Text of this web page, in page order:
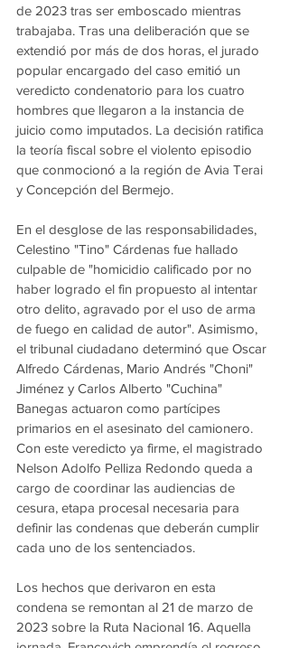
de 2023 tras ser emboscado mientras
trabajaba. Tras una deliberación que se
extendió por más de dos horas, el jurado
popular encargado del caso emitió un
veredicto condenatorio para los cuatro
hombres que llegaron a la instancia de
juicio como imputados. La decisión ratifica
la teoría fiscal sobre el violento episodio
que conmocionó a la región de Avia Terai
y Concepción del Bermejo.
En el desglose de las responsabilidades,
Celestino "Tino" Cárdenas fue hallado
culpable de "homicidio calificado por no
haber logrado el fin propuesto al intentar
otro delito, agravado por el uso de arma
de fuego en calidad de autor". Asimismo,
el tribunal ciudadano determinó que Oscar
Alfredo Cárdenas, Mario Andrés "Choni"
Jiménez y Carlos Alberto "Cuchina"
Banegas actuaron como partícipes
primarios en el asesinato del camionero.
Con este veredicto ya firme, el magistrado
Nelson Adolfo Pelliza Redondo queda a
cargo de coordinar las audiencias de
cesura, etapa procesal necesaria para
definir las condenas que deberán cumplir
cada uno de los sentenciados.
Los hechos que derivaron en esta
condena se remontan al 21 de marzo de
2023 sobre la Ruta Nacional 16. Aquella